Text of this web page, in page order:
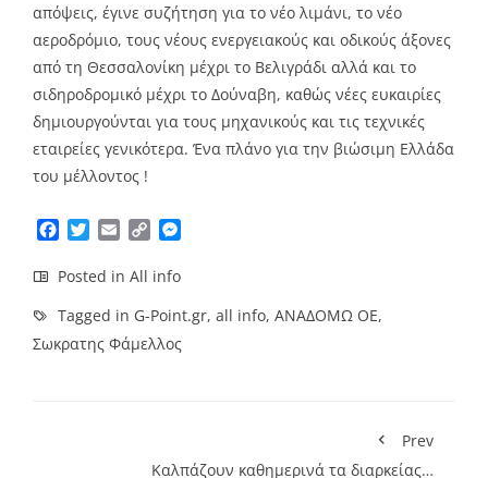
απόψεις, έγινε συζήτηση για το νέο λιμάνι, το νέο
αεροδρόμιο, τους νέους ενεργειακούς και οδικούς άξονες
από τη Θεσσαλονίκη μέχρι το Βελιγράδι αλλά και το
σιδηροδρομικό μέχρι το Δούναβη, καθώς νέες ευκαιρίες
δημιουργούνται για τους μηχανικούς και τις τεχνικές
εταιρείες γενικότερα. Ένα πλάνο για την βιώσιμη Ελλάδα
του μέλλοντος !
Facebook
TwitterEmailCopy
Posted in All info
Tagged in G-Point.gr, all info, ΑΝΑΔΟΜΩ ΟΕ,
Σωκρατης Φάμελλος
Prev
Καλπάζουν καθημερινά τα διαρκείας…